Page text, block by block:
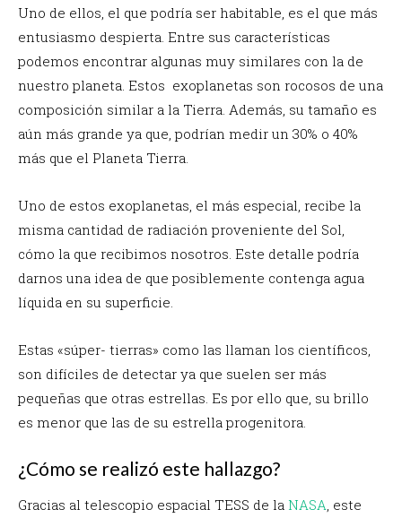
Uno de ellos, el que podría ser habitable, es el que más
entusiasmo despierta. Entre sus características
podemos encontrar algunas muy similares con la de
nuestro planeta. Estos exoplanetas son rocosos de una
composición similar a la Tierra. Además, su tamaño es
aún más grande ya que, podrían medir un 30% o 40%
más que el Planeta Tierra.
Uno de estos exoplanetas, el más especial, recibe la
misma cantidad de radiación proveniente del Sol,
cómo la que recibimos nosotros. Este detalle podría
darnos una idea de que posiblemente contenga agua
líquida en su superficie.
Estas «súper- tierras» como las llaman los científicos,
son difíciles de detectar ya que suelen ser más
pequeñas que otras estrellas. Es por ello que, su brillo
es menor que las de su estrella progenitora.
¿Cómo se realizó este hallazgo?
Gracias al telescopio espacial TESS de la NASA , este